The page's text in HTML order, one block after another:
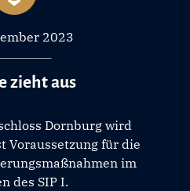
2023
zieht aus
Dornburg wird
Voraussetzung für die
im
des SIP I.